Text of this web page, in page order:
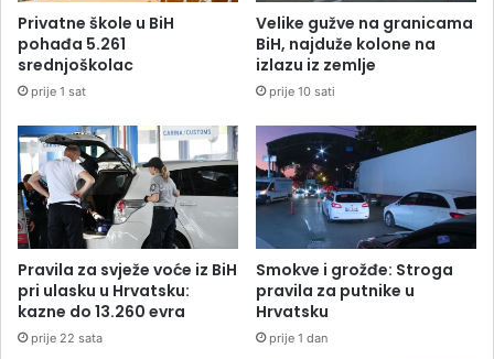
Privatne škole u BiH
pohađa 5.261
srednjoškolac
prije 1 sat
Velike gužve na granicama
BiH, najduže kolone na
izlazu iz zemlje
prije 10 sati
Pravila za svježe voće iz BiH
pri ulasku u Hrvatsku:
kazne do 13.260 evra
prije 22 sata
Smokve i grožđe: Stroga
pravila za putnike u
Hrvatsku
prije 1 dan